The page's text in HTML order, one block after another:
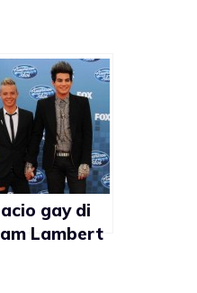
gay di
Lambert